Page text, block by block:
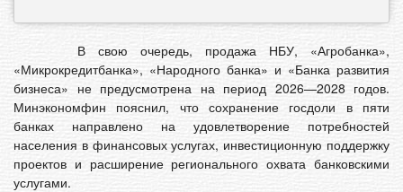
В свою очередь, продажа НБУ, «Агробанка»,
«Микрокредитбанка», «Народного банка» и «Банка развития
бизнеса» не предусмотрена на период 2026—2028 годов.
Минэкономфин пояснил, что сохранение госдоли в пяти
банках направлено на удовлетворение потребностей
населения в финансовых услугах, инвестиционную поддержку
проектов и расширение регионального охвата банковскими
услугами.